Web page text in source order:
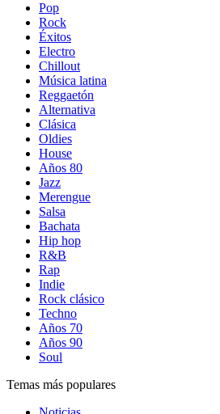
Pop
Rock
Éxitos
Electro
Chillout
Música latina
Reggaetón
Alternativa
Clásica
Oldies
House
Años 80
Jazz
Merengue
Salsa
Bachata
Hip hop
R&B
Rap
Indie
Rock clásico
Techno
Años 70
Años 90
Soul
Temas más populares